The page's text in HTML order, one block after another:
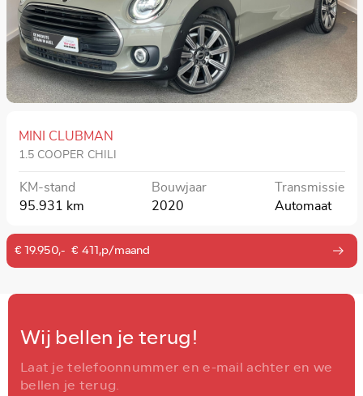
MINI CLUBMAN
1.5 COOPER CHILI
KM-stand
95.931 km
Bouwjaar
2020
Transmissie
Automaat
€ 19.950,- € 411,p/maand
Wij bellen je terug!
Laat je telefoonnummer en e-mail achter en we
bellen je terug.